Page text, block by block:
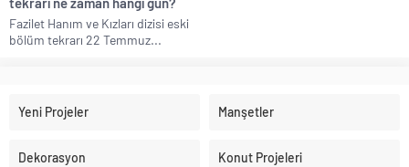
Fazilet Hanım ve Kızları dizisi eski
bölüm tekrarı 22 Temmuz...
Yeni Projeler Manşetler
Dekorasyon Konut Projeleri